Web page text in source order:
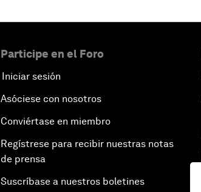
Participe en el Foro
Iniciar sesión
Asóciese con nosotros
Conviértase en miembro
Regístrese para recibir nuestras notas
de prensa
Suscríbase a nuestros boletines